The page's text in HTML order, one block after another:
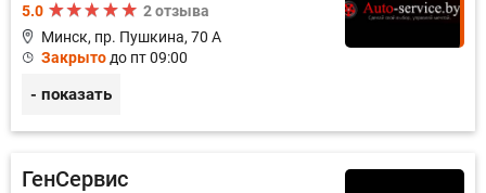
5.0
2 отзыва
Минск, пр. Пушкина, 70 А
Закрыто до пт 09:00
- показать
ГенСервис